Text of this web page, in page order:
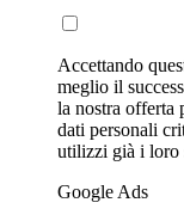
Accettando
meglio il
la nostra offerta
dati personali
utilizzi già i loro
Google Ads